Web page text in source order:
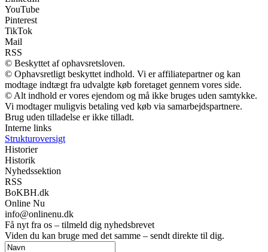
YouTube
Pinterest
TikTok
Mail
RSS
© Beskyttet af ophavsretsloven.
© Ophavsretligt beskyttet indhold. Vi er affiliatepartner og kan
modtage indtægt fra udvalgte køb foretaget gennem vores side.
© Alt indhold er vores ejendom og må ikke bruges uden samtykke.
Vi modtager muligvis betaling ved køb via samarbejdspartnere.
Brug uden tilladelse er ikke tilladt.
Interne links
Strukturoversigt
Historier
Historik
Nyhedssektion
RSS
BoKBH.dk
Online Nu
info@onlinenu.dk
Få nyt fra os – tilmeld dig nyhedsbrevet
Viden du kan bruge med det samme – sendt direkte til dig.